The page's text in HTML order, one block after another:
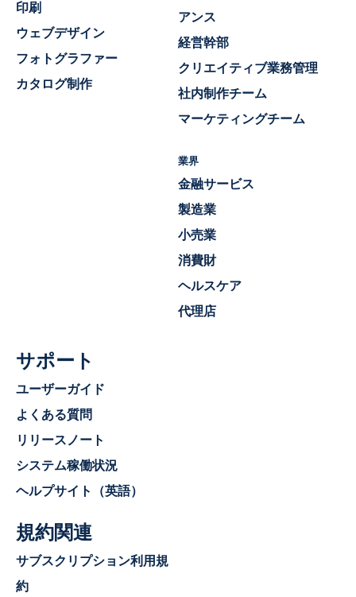
印刷
ウェブデザイン
フォトグラファー
カタログ制作
アンス
経営幹部
クリエイティブ業務管理
社内制作チーム
マーケティングチーム
業界
金融サービス
製造業
小売業
消費財
ヘルスケア
代理店
サポート
ユーザーガイド
よくある質問
リリースノート
システム稼働状況
ヘルプサイト（英語）
規約関連
サブスクリプション利用規
約